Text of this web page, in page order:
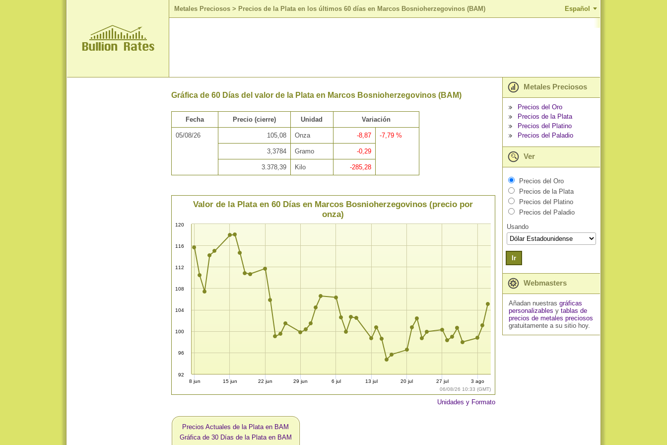
Metales Preciosos > Precios de la Plata en los últimos 60 días en Marcos Bosnioherzegovinos (BAM) Español
Gráfica de 60 Días del valor de la Plata en Marcos Bosnioherzegovinos (BAM)
Fecha Precio (cierre) Unidad Variación
05/08/26 105,08 Onza -8,87 -7,79 %
3,3784 Gramo -0,29
3.378,39 Kilo -285,28
06/08/26 10:33 (GMT)
Valor de la Plata en 60 Días en Marcos Bosnioherzegovinos (precio por
onza)
92
96
100
104
108
112
116
120
8 jun 15 jun 22 jun 29 jun 6 jul 13 jul 20 jul 27 jul 3 ago
Unidades y Formato
Precios Actuales de la Plata en BAM
Gráfica de 30 Días de la Plata en BAM
Metales Preciosos
Precios del Oro
Precios de la Plata
Precios del Platino
Precios del Paladio
Ver
Precios del Oro
Precios de la Plata
Precios del Platino
Precios del Paladio
Usando
Ir
Webmasters
Añadan nuestras gráficas
personalizables y tablas de
precios de metales preciosos
gratuitamente a su sitio hoy.